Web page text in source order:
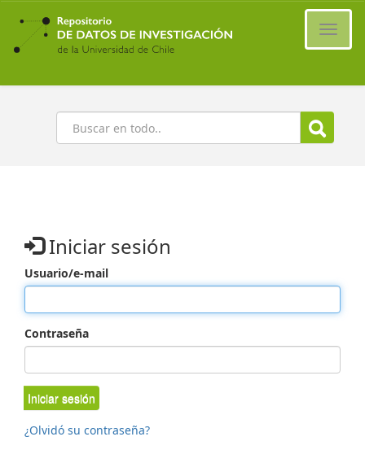
Ir
contenido
principal
Buscar
Iniciar sesión
Usuario/e-mail
Contraseña
Iniciar sesión
¿Olvidó su contraseña?